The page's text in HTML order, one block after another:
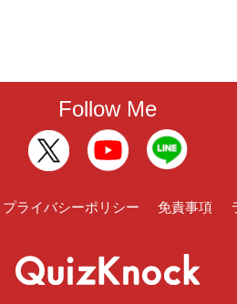
Follow Me
プライバシーポリシー 免責事項